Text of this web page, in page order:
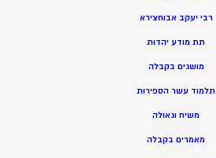
רבי יעקב אבוחצירא
תת מודע יהדות
מושגים בקבלה
תלמוד עשר הספירות
משיח וגאולה
מאמרים בקבלה